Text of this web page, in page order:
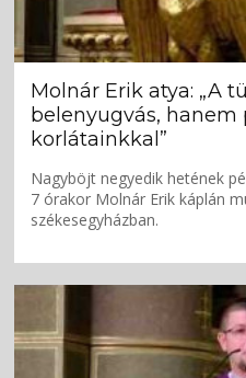
Molnár Erik atya: „A
belenyugvás, hanem
korlátainkkal”
Nagyböjt negyedik hetének
7 órakor Molnár Erik káplán
székesegyházban.